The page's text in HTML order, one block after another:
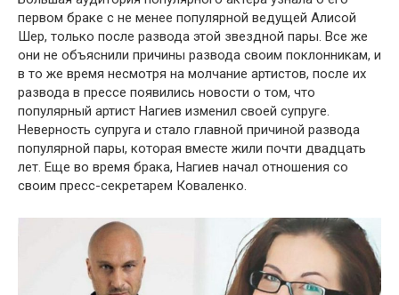
первом браке с не менее популярной ведущей Алисой
Шер, только после развода этой звездной пары. Все же
они не объяснили причины развода своим поклонникам, и
в то же время несмотря на молчание артистов, после их
развода в прессе появились новости о том, что
популярный артист Нагиев изменил своей супруге.
Неверность супруга и стало главной причиной развода
популярной пары, которая вместе жили почти двадцать
лет. Еще во время брака, Нагиев начал отношения со
своим пресс-секретарем Коваленко.